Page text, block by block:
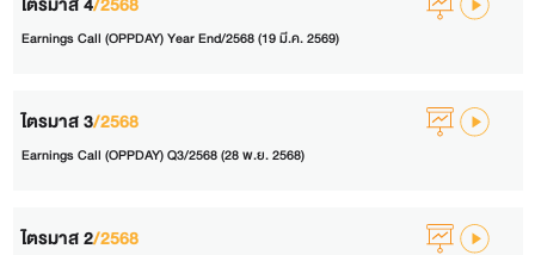
Earnings Call (OPPDAY) Year End/2568 (19 มี.ค. 2569)
ไตรมาส 3/2568
Earnings Call (OPPDAY) Q3/2568 (28 พ.ย. 2568)
ไตรมาส 2/2568